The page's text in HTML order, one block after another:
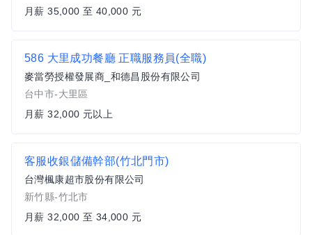
月薪 35,000 至 40,000 元
586 大里成功餐廳 正職服務員(全職)
麥當勞授權發展商_和德昌股份有限公司
台中市-大里區
月薪 32,000 元以上
客服收銀儲備幹部(竹北門市)
台灣楓康超市股份有限公司
新竹縣-竹北市
月薪 32,000 至 34,000 元